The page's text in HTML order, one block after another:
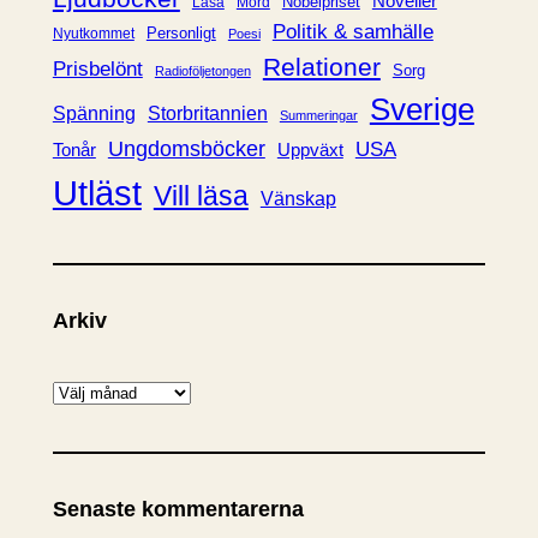
Nyutkommet Personligt Poesi
Politik & samhälle
Prisbelönt
Radioföljetongen Relationer Sorg
Spänning Storbritannien Summeringar Sverige
Tonår Ungdomsböcker Uppväxt USA
Utläst Vill läsa Vänskap
Arkiv
A
k
v
Senaste kommentarerna